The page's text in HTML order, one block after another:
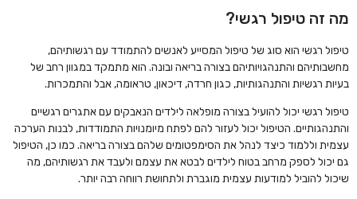
מה זה טיפול רגשי?
טיפול רגשי הוא סוג של טיפול המסייע לאנשים להתמודד עם רגשותיהם,
מחשבותיהם והתנהגויותיהם בצורה בריאה ובונה. הוא מתמקד במגוון רחב של
בעיות רגשיות והתנהגותיות, כגון חרדה, דיכאון, טראומה, אבל והתמכרות.
טיפול רגשי יכול להועיל בצורה מופלאה לילדים הנאבקים עם אתגרים רגשיים
והתנהגותיים. הטיפול יכול לעזור להם לפתח מיומנויות התמודדות, לבנות הערכה
עצמית וללמוד כיצד לנהל את הסימפטומים שלהם בצורה בריאה. כמו כן, הטיפול
גם יכול לספק מרחב בטוח לילדים לבטא את עצמם ולעבד את רגשותיהם, מה
שיכול להוביל למודעות עצמית מוגברת ולתחושת רווחה רבה יותר.